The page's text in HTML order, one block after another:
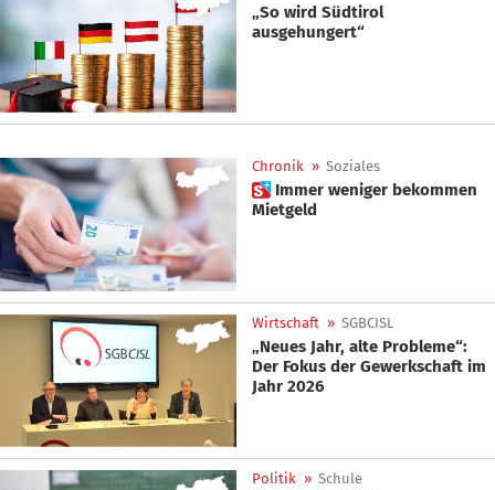
„So wird Südtirol
ausgehungert“
Chronik » Soziales
 Immer weniger bekommen
Mietgeld
Wirtschaft » SGBCISL
„Neues Jahr, alte Probleme“:
Der Fokus der Gewerkschaft im
Jahr 2026
Politik » Schule